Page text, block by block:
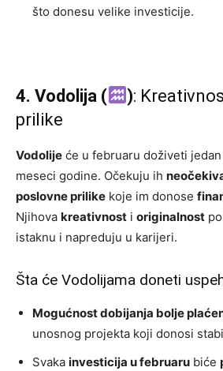
što donesu velike investicije.
4. Vodolija ( ):
prilike
Vodolije će u februaru doživeti
meseci godine. Očekuju ih
poslovne prilike koje im donose
Njihova kreativnost i originalnost
istaknu i napreduju u karijeri.
Šta će Vodolijama doneti
Mogućnost dobijanja bolje
unosnog projekta koji donosi
Svaka investicija u februaru biće